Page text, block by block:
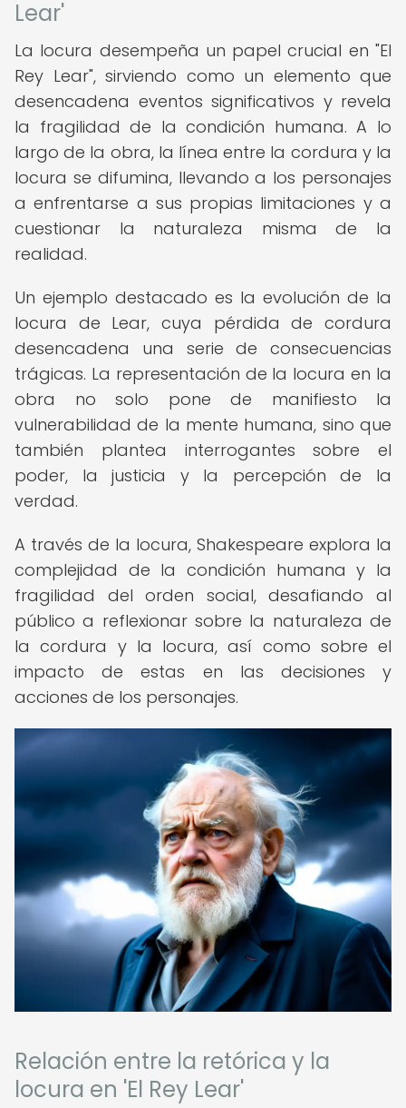
Lear'
La locura desempeña un papel crucial en "El
Rey Lear", sirviendo como un elemento que
desencadena eventos significativos y revela
la fragilidad de la condición humana. A lo
largo de la obra, la línea entre la cordura y la
locura se difumina, llevando a los personajes
a enfrentarse a sus propias limitaciones y a
cuestionar la naturaleza misma de la
realidad.
Un ejemplo destacado es la evolución de la
locura de Lear, cuya pérdida de cordura
desencadena una serie de consecuencias
trágicas. La representación de la locura en la
obra no solo pone de manifiesto la
vulnerabilidad de la mente humana, sino que
también plantea interrogantes sobre el
poder, la justicia y la percepción de la
verdad.
A través de la locura, Shakespeare explora la
complejidad de la condición humana y la
fragilidad del orden social, desafiando al
público a reflexionar sobre la naturaleza de
la cordura y la locura, así como sobre el
impacto de estas en las decisiones y
acciones de los personajes.
Relación entre la retórica y la
locura en 'El Rey Lear'